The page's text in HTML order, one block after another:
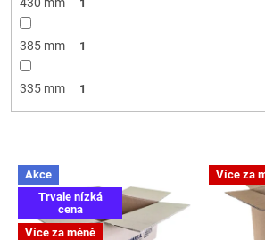
1
385 mm 1
335 mm 1
V Akce
Trvale nízká
cena
Více za méně
Více za